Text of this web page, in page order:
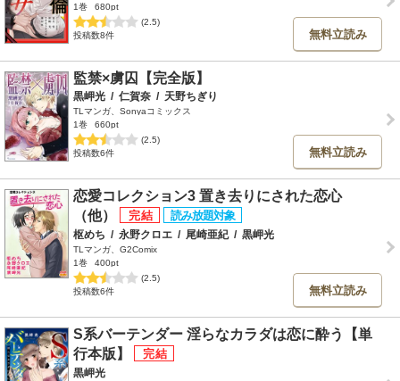
1巻
680pt
(2.5)
投稿数8件
無料立読み
監禁×虜囚【完全版】
黒岬光 / 仁賀奈 / 天野ちぎり
TLマンガ、Sonyaコミックス
1巻
660pt
(2.5)
投稿数6件
無料立読み
恋愛コレクション3 置き去りにされた恋心
（他）
枢めち / 永野クロエ / 尾崎亜紀 / 黒岬光
TLマンガ、G2Comix
1巻
400pt
(2.5)
投稿数6件
無料立読み
S系バーテンダー 淫らなカラダは恋に酔う【単
行本版】
黒岬光